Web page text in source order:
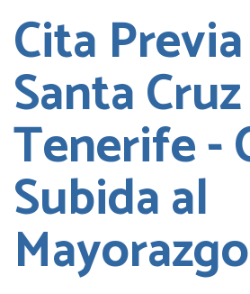
Cita
Santa
Tenerife -
Subida al